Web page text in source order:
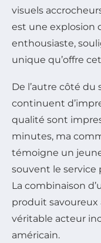
visuels
est une explosion
enthousiaste,
unique qu’offre
De l’autre côté du
continuent
qualité sont
minutes, ma
témoigne un
souvent le service
La combinaison
produit savoureux
véritable acteur
américain.